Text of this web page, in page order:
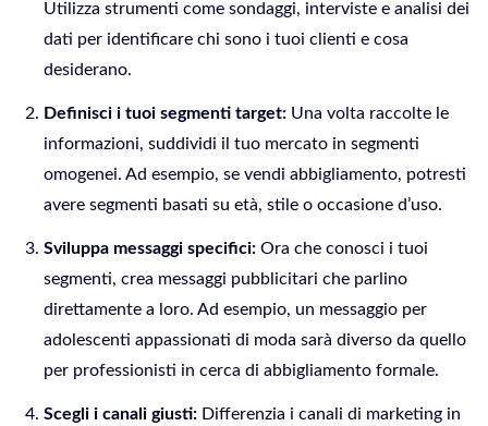
Utilizza strumenti come sondaggi, interviste e analisi dei
dati per identificare chi sono i tuoi clienti e cosa
desiderano.
Definisci i tuoi segmenti target: Una volta raccolte le
informazioni, suddividi il tuo mercato in segmenti
omogenei. Ad esempio, se vendi abbigliamento, potresti
avere segmenti basati su età, stile o occasione d’uso.
Sviluppa messaggi specifici: Ora che conosci i tuoi
segmenti, crea messaggi pubblicitari che parlino
direttamente a loro. Ad esempio, un messaggio per
adolescenti appassionati di moda sarà diverso da quello
per professionisti in cerca di abbigliamento formale.
Scegli i canali giusti: Differenzia i canali di marketing in